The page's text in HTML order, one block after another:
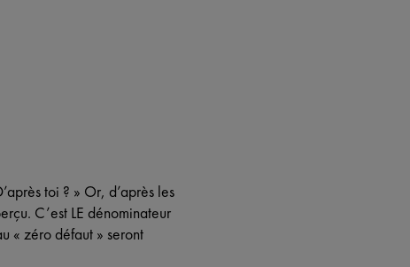
toi ? » Or, d’après les
C’est LE dénominateur
« zéro défaut » seront